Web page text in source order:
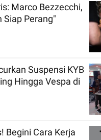
Marco Bezzecchi,
Siap Perang"
Suspensi KYB
Hingga Vespa di
Begini Cara Kerja